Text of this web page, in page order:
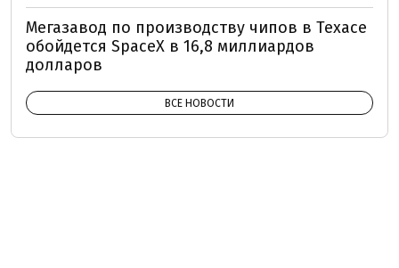
Мегазавод по производству чипов в Техасе
обойдется SpaceX в 16,8 миллиардов
долларов
ВСЕ НОВОСТИ